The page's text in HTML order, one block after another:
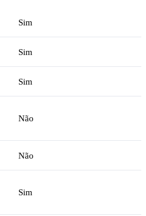
Sim
Sim
Sim
Não
Não
Sim